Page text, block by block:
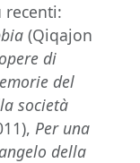
recenti:
(Qiqajon
di
del
società
Per una
della